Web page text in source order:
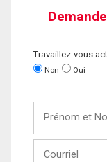
Travaillez-vous
Non Oui
Nom